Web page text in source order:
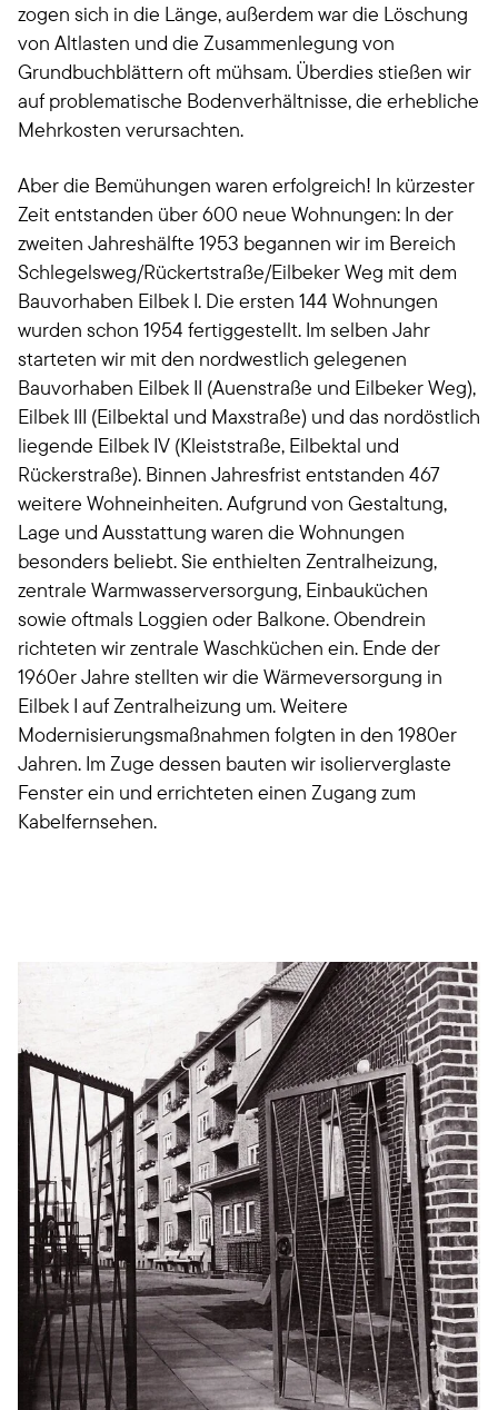
zogen sich in die Länge, außerdem war die Löschung
von Altlasten und die Zusammenlegung von
Grundbuchblättern oft mühsam. Überdies stießen wir
auf problematische Bodenverhältnisse, die erhebliche
Mehrkosten verursachten.
Aber die Bemühungen waren erfolgreich! In kürzester
Zeit entstanden über 600 neue Wohnungen: In der
zweiten Jahreshälfte 1953 begannen wir im Bereich
Schlegelsweg/Rückertstraße/Eilbeker Weg mit dem
Bauvorhaben Eilbek I. Die ersten 144 Wohnungen
wurden schon 1954 fertiggestellt. Im selben Jahr
starteten wir mit den nordwestlich gelegenen
Bauvorhaben Eilbek II (Auenstraße und Eilbeker Weg),
Eilbek III (Eilbektal und Maxstraße) und das nordöstlich
liegende Eilbek IV (Kleiststraße, Eilbektal und
Rückerstraße). Binnen Jahresfrist entstanden 467
weitere Wohneinheiten. Aufgrund von Gestaltung,
Lage und Ausstattung waren die Wohnungen
besonders beliebt. Sie enthielten Zentralheizung,
zentrale Warmwasserversorgung, Einbauküchen
sowie oftmals Loggien oder Balkone. Obendrein
richteten wir zentrale Waschküchen ein. Ende der
1960er Jahre stellten wir die Wärmeversorgung in
Eilbek I auf Zentralheizung um. Weitere
Modernisierungsmaßnahmen folgten in den 1980er
Jahren. Im Zuge dessen bauten wir isolierverglaste
Fenster ein und errichteten einen Zugang zum
Kabelfernsehen.